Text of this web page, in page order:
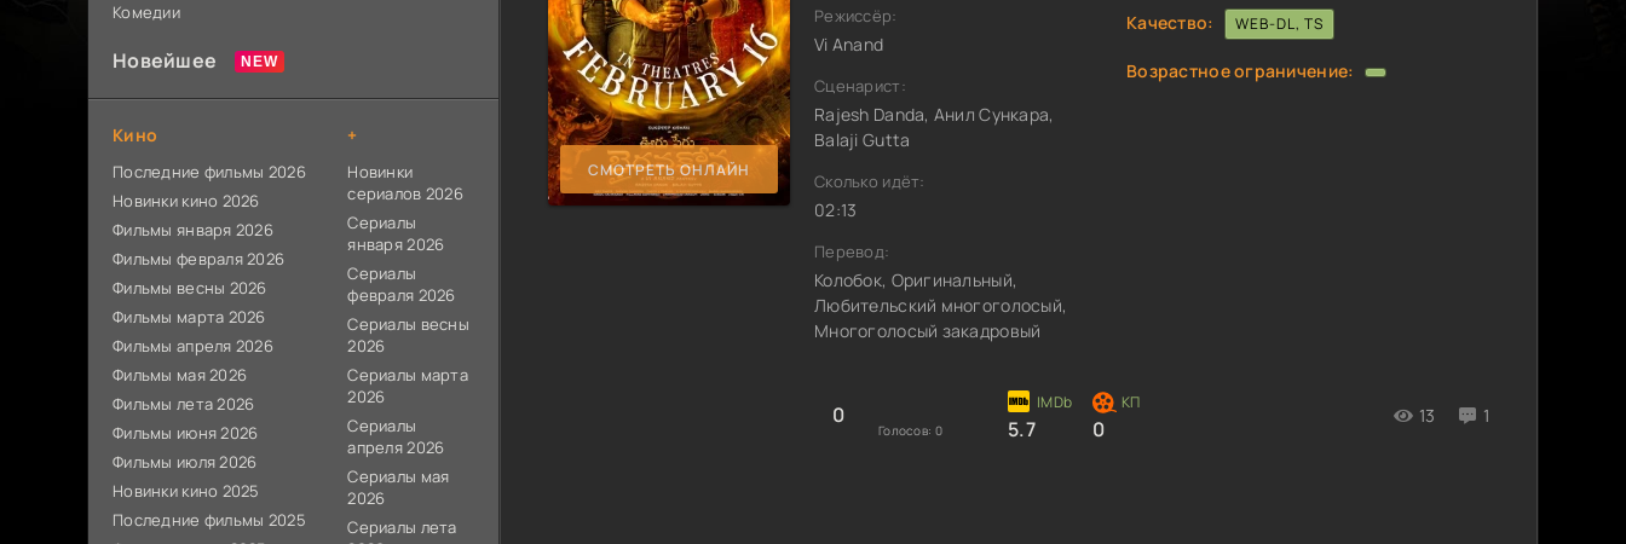
СМОТРЕТЬ ОНЛАЙН
Режиссёр:
Vi Anand
Сценарист:
Rajesh Danda, Анил Сункара,
Balaji Gutta
Сколько идёт:
02:13
Перевод:
Колобок, Оригинальный,
Любительский многоголосый,
Многоголосый закадровый
0
Голосов: 0 5.7 0
13 1
Качество:
WEB-DL, TS
Возрастное ограничение:
Комедии
Новейшее
Кино
Последние фильмы 2026
Новинки кино 2026
Фильмы января 2026
Фильмы февраля 2026
Фильмы весны 2026
Фильмы марта 2026
Фильмы апреля 2026
Фильмы мая 2026
Фильмы лета 2026
Фильмы июня 2026
Фильмы июля 2026
Новинки кино 2025
Последние фильмы 2025
+
Новинки
сериалов 2026
Сериалы
января 2026
Сериалы
февраля 2026
Сериалы весны
2026
Сериалы марта
2026
Сериалы
апреля 2026
Сериалы мая
2026
Сериалы лета